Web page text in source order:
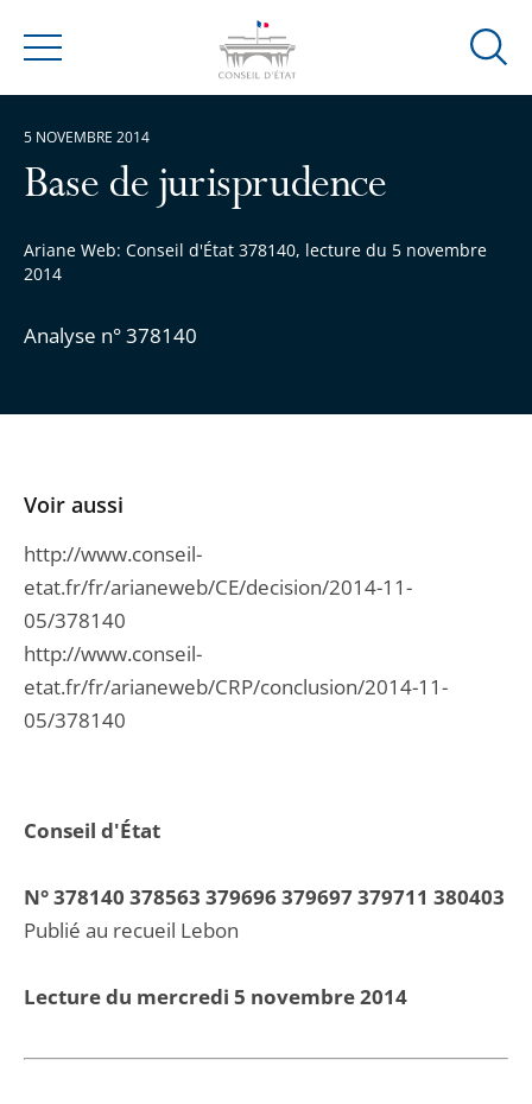
Menu
Ouvrir
Base de jurisprudence
Ariane Web: Conseil d'État 378140, lecture du 5 novembre
2014
Analyse n° 378140
5 NOVEMBRE 2014
Conseil d'État
N° 378140 378563 379696 379697 379711 380403
Publié au recueil Lebon
Lecture du mercredi 5 novembre 2014
Voir aussi
http://www.conseil-
etat.fr/fr/arianeweb/CE/decision/2014-11-
05/378140
http://www.conseil-
etat.fr/fr/arianeweb/CRP/conclusion/2014-11-
05/378140